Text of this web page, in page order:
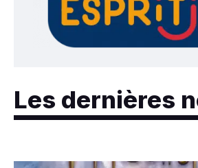
Les dernières